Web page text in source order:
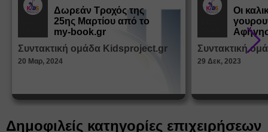
Δωρεάν Tροχός της
25ης Μαρτίου από το
my-book.gr
Συντακτική ομάδα Kidsproject.gr
20 Μαρ, 2024
Οι
από τα
Συντακτική
29 Δεκ, 2023
Δημοφιλείς κατηγορίες επιχειρήσεων